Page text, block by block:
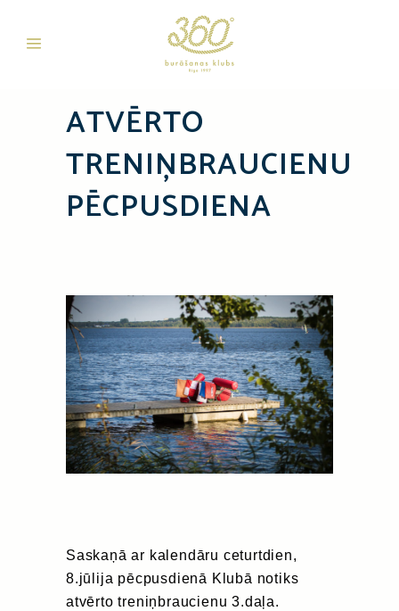
ATVĒRTO
TRENIŅBRAUCIENU
PĒCPUSDIENA
Saskaņā ar kalendāru ceturtdien,
8.jūlija pēcpusdienā Klubā notiks
atvērto treniņbraucienu 3.daļa.